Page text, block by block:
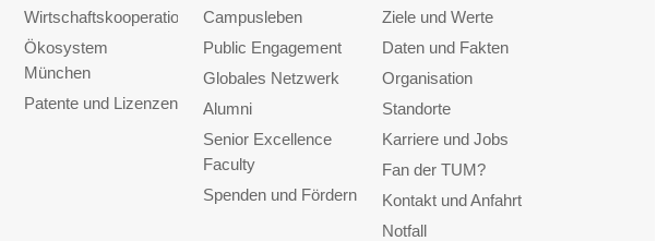
Wirtschaftskooperationen
Ökosystem
München
Patente und Lizenzen
Campusleben
Public Engagement
Globales Netzwerk
Alumni
Senior Excellence
Faculty
Spenden und Fördern
Ziele und Werte
Daten und Fakten
Organisation
Standorte
Karriere und Jobs
Fan der TUM?
Kontakt und Anfahrt
Notfall